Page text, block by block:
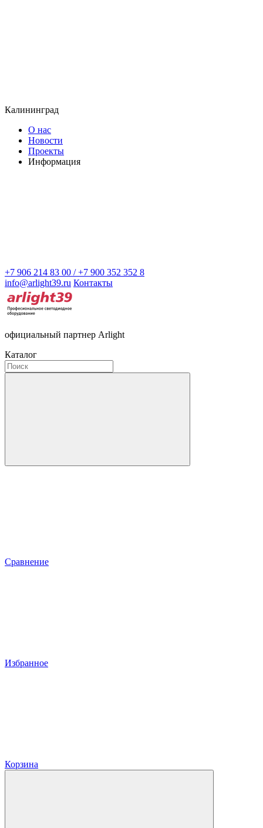
Калининград
О нас
Новости
Проекты
Информация
+7 906 214 83 00 / +7 900 352 352 8
info@arlight39.ru Контакты
официальный партнер Arlight
Каталог
Сравнение
Избранное
Корзина